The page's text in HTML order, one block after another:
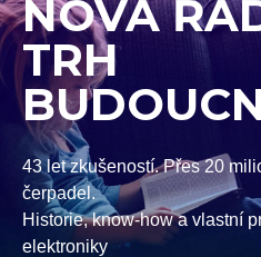
NOVÁ
TRH
43 let zkušeností. Přes 20
čerpadel.
Historie, know-how a vlastní
elektroniky